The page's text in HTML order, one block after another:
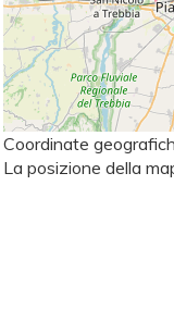
Coordinate
La posizione della